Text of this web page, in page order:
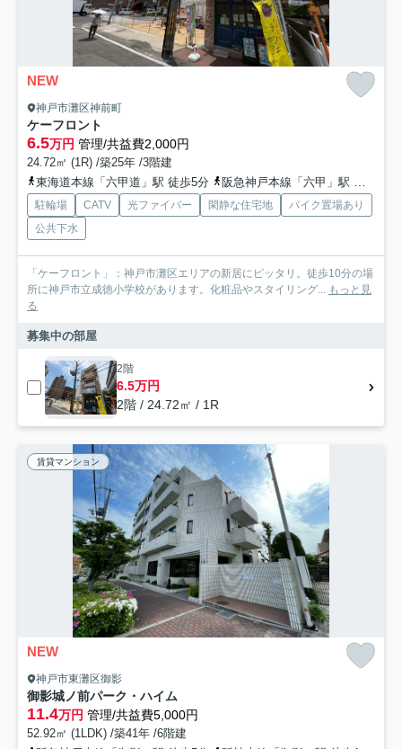
NEW
神戸市灘区神前町
ケーフロント
6.5万円 管理/共益費2,000円
24.72㎡ (1R) /築25年 /3階建
東海道本線「六甲道」駅 徒歩5分
阪急神戸本線「六甲」駅 徒歩7分
駐輪場 CATV 光ファイバー 閑静な住宅地
バイク置場あり
公共下水
「ケーフロント」：神戸市灘区エリアの新居にピッタリ。徒歩10分の場
所に神戸市立成徳小学校があります。化粧品やスタイリング... もっと見
る
募集中の部屋
2階
6.5万円
2階 / 24.72㎡ / 1R
賃貸マンション
NEW
神戸市東灘区御影
御影城ノ前パーク・ハイム
11.4万円 管理/共益費5,000円
52.92㎡ (1LDK) /築41年 /6階建